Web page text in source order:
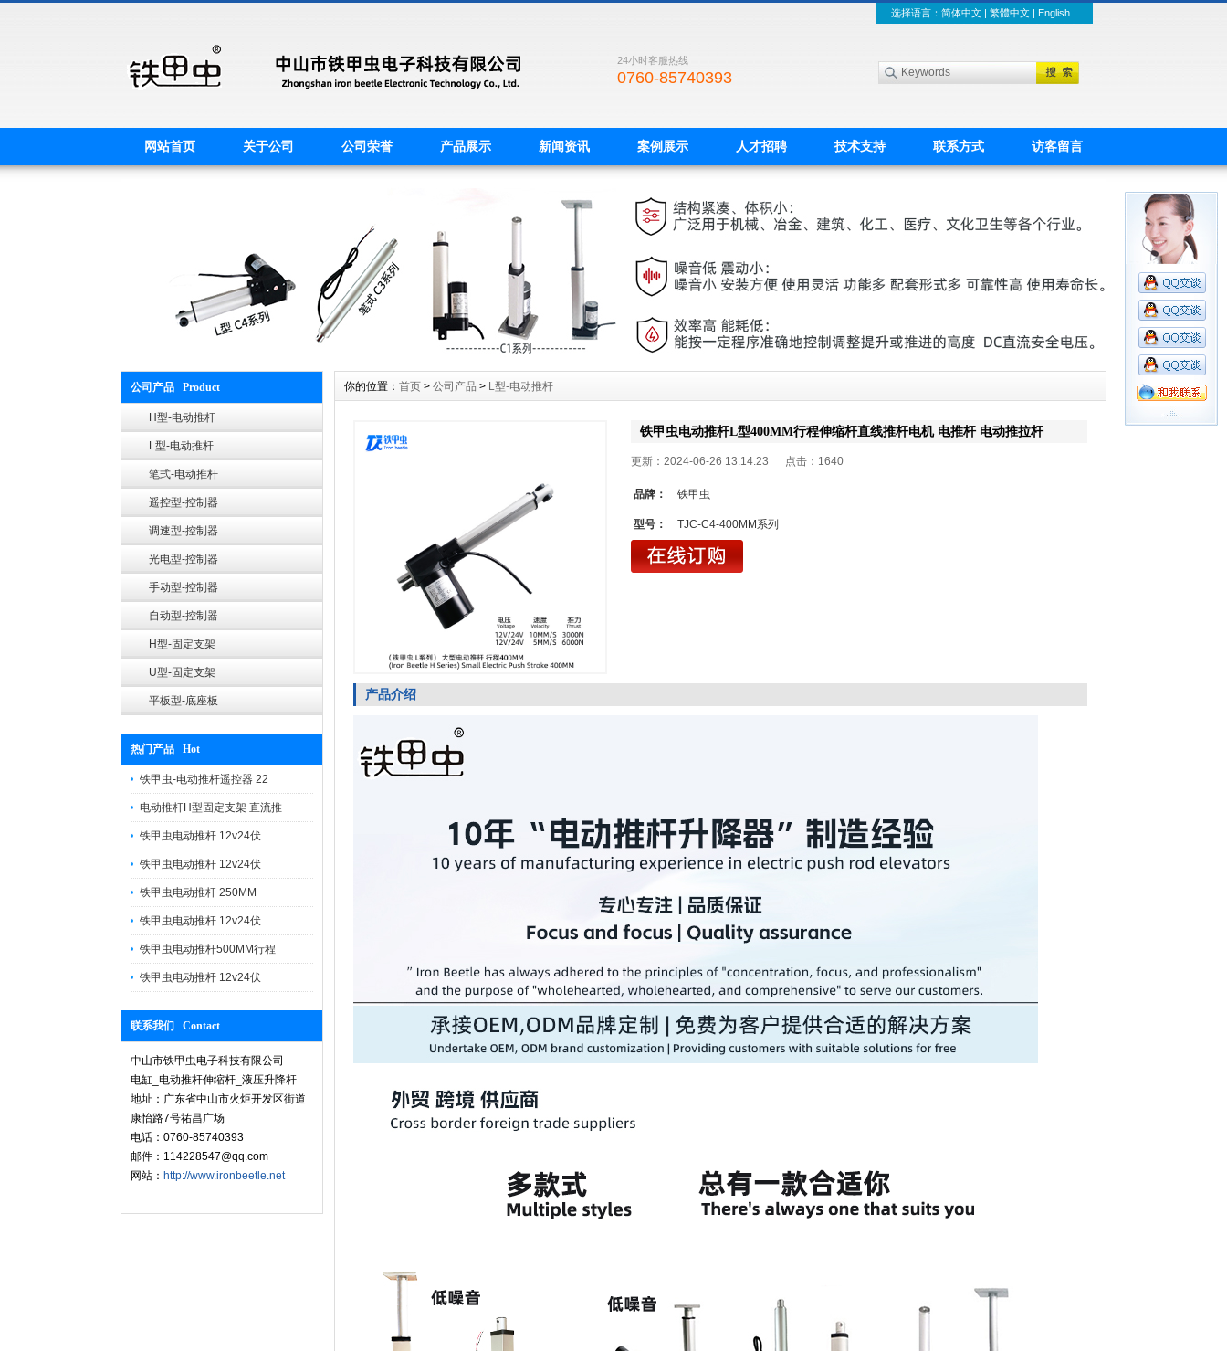
选择语言： 简体中文| 繁體中文| English
24小时客服热线
0760-85740393
网站首页 关于公司 公司荣誉 产品展示 新闻资讯 案例展示 人才招聘 技术支持 联系方式 访客留言
公司产品 Product
H型-电动推杆
L型-电动推杆
笔式-电动推杆
遥控型-控制器
调速型-控制器
光电型-控制器
手动型-控制器
自动型-控制器
H型-固定支架
U型-固定支架
平板型-底座板
热门产品 Hot
铁甲虫-电动推杆遥控器 22
电动推杆H型固定支架 直流推
铁甲虫电动推杆 12v24伏
铁甲虫电动推杆 12v24伏
铁甲虫电动推杆 250MM
铁甲虫电动推杆 12v24伏
铁甲虫电动推杆500MM行程
铁甲虫电动推杆 12v24伏
联系我们 Contact
中山市铁甲虫电子科技有限公司
电缸_电动推杆伸缩杆_液压升降杆
地址：广东省中山市火炬开发区街道
康怡路7号祐昌广场
电话：0760-85740393
邮件：114228547@qq.com
网站： http://www.ironbeetle.net
你的位置： 首页 > 公司产品 > L型-电动推杆
铁甲虫电动推杆L型400MM行程伸缩杆直线推杆电机 电推杆 电动推拉杆
更新：2024-06-26 13:14:23 点击： 1640
品牌： 铁甲虫
型号： TJC-C4-400MM系列
产品介绍